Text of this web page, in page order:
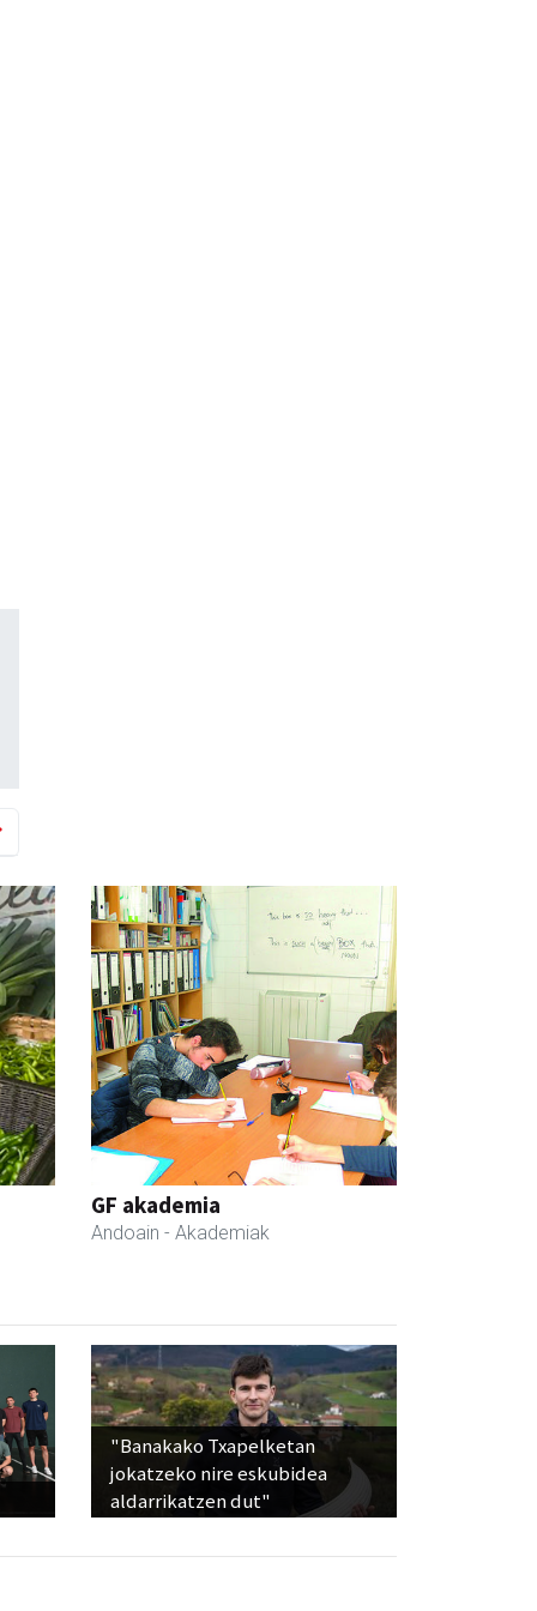
GF akademia
Andoain - Akademiak
"Banakako Txapelketan
jokatzeko nire eskubidea
aldarrikatzen dut"